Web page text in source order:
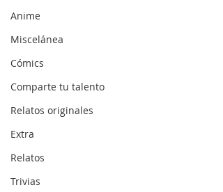
Anime
Miscelánea
Cómics
Comparte tu talento
Relatos originales
Extra
Relatos
Trivias